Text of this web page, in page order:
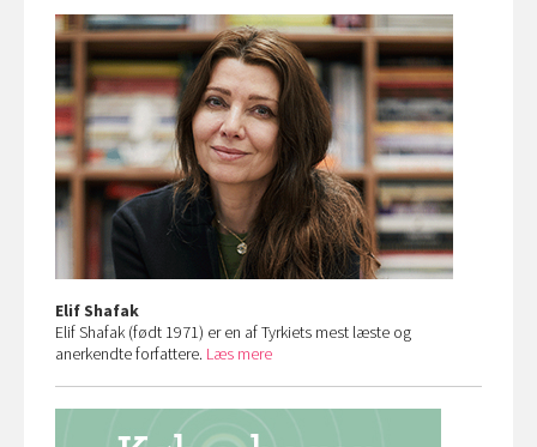
Elif Shafak
Elif Shafak (født 1971) er en af Tyrkiets mest læste og
anerkendte forfattere. Læs mere